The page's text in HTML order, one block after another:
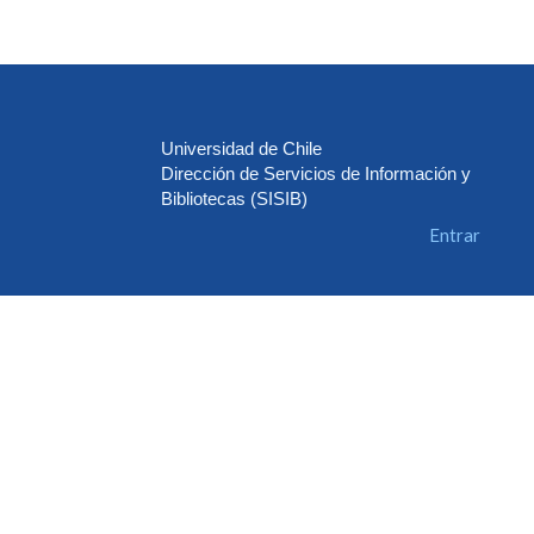
Universidad de Chile
Dirección de Servicios de Información y
Bibliotecas (SISIB)
Entrar